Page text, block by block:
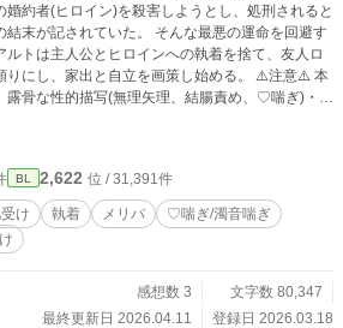
婚約者(ヒロイン)を殺害しようとし、処刑されると
結末が記されていた。 そんな最悪の運命を回避す
ルトは主人公とヒロインへの執着を捨て、友人ロ
にし、家出と自立を画策し始める。 ⚠️注意⚠️ 本
露骨な性的描写(無理矢理、結腸責め、♡喘ぎ)・攻
への暴力による流血表現、精神破壊(洗脳、監禁)な
表現が含まれます。メイン攻め以外とのがっつり
ります。メリバです。 何でも許せる方、作品の傾
た上で自己責任で閲覧できる方のみ、読み進めて
※この物語はフィクションです
BL 2,622 位 / 31,391件
け 執着 メリバ
♡喘ぎ/濁音喘ぎ
感想数 3
文字数 80,347
最終更新日 2026.04.11
登録日 2026.03.18